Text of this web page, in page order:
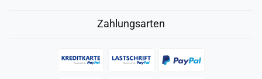
Zahlungsarten